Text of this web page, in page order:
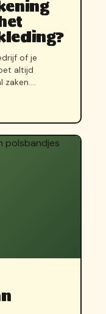
of je
altijd
zaken.…